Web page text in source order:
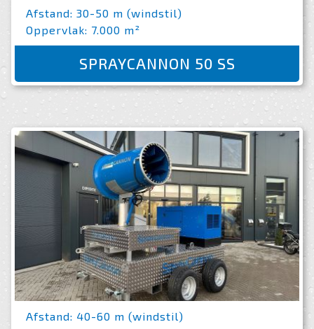
Afstand: 30-50 m (windstil)
Oppervlak: 7.000 m²
SPRAYCANNON 50 SS
Afstand: 40-60 m (windstil)